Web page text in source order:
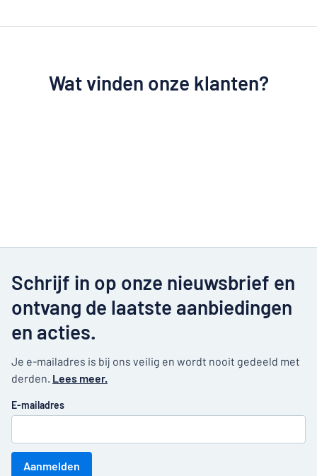
Wat vinden onze klanten?
Schrijf in op onze nieuwsbrief en
ontvang de laatste aanbiedingen
en acties.
Je e-mailadres is bij ons veilig en wordt nooit gedeeld met
derden. Lees meer.
E-mailadres
Aanmelden